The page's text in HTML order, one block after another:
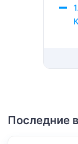
Последние